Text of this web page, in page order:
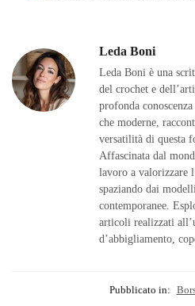
Leda Boni
Leda Boni è una
del crochet e
profonda
che moderne,
versatilità di questa
Affascinata dal
lavoro a valorizzare
spaziando dai
contemporanee.
articoli realizzati
d’abbigliamento,
Pubblicato in: